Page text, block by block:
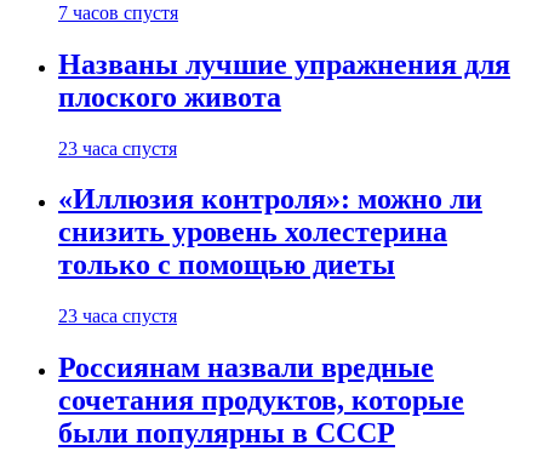
7 часов спустя
Названы лучшие упражнения для
плоского живота
23 часа спустя
«Иллюзия контроля»: можно ли
снизить уровень холестерина
только с помощью диеты
23 часа спустя
Россиянам назвали вредные
сочетания продуктов, которые
были популярны в СССР